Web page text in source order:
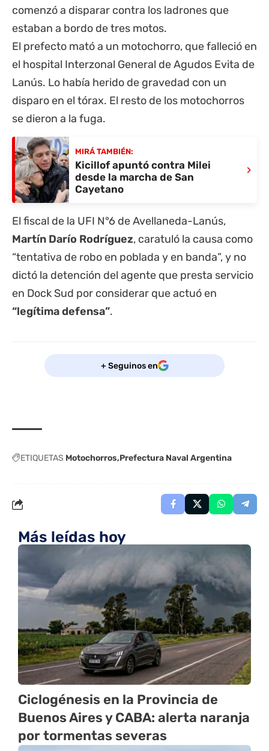
comenzó a disparar contra los ladrones que
estaban a bordo de tres motos.
El prefecto mató a un motochorro, que falleció en
el hospital Interzonal General de Agudos Evita de
Lanús. Lo había herido de gravedad con un
disparo en el tórax. El resto de los motochorros
se dieron a la fuga.
MIRÁ TAMBIÉN:
Kicillof apuntó contra Milei
desde la marcha de San
Cayetano
›
El fiscal de la UFI N°6 de Avellaneda-Lanús,
Martín Darío Rodríguez, caratuló la causa como
“tentativa de robo en poblada y en banda”, y no
dictó la detención del agente que presta servicio
en Dock Sud por considerar que actuó en
“legítima defensa”.
+ Seguinos en
ETIQUETAS Motochorros Prefectura Naval Argentina
Más leídas hoy
Ciclogénesis en la Provincia de
Buenos Aires y CABA: alerta naranja
por tormentas severas